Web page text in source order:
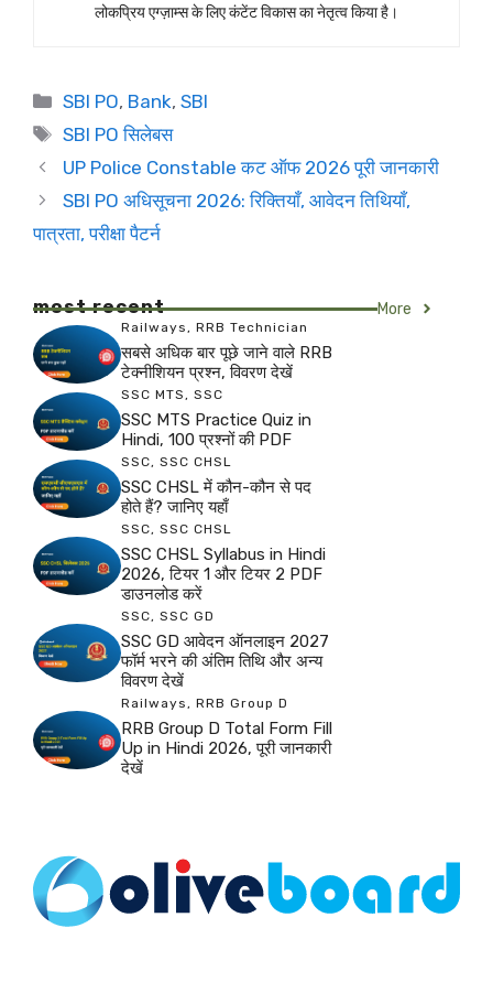
लोकप्रिय एग्ज़ाम्स के लिए कंटेंट विकास का नेतृत्व किया है।
Categories
SBI PO, Bank,SBI
Tags
SBI PO सिलेबस
UP Police Constable कट ऑफ 2026 पूरी जानकारी
SBI PO अधिसूचना 2026: रिक्तियाँ, आवेदन तिथियाँ,
पात्रता, परीक्षा पैटर्न
most recent More
Railways , RRB Technician
सबसे अधिक बार पूछे जाने वाले RRB
टेक्नीशियन प्रश्न, विवरण देखें
SSC MTS , SSC
SSC MTS Practice Quiz in
Hindi, 100 प्रश्नों की PDF
SSC, SSC CHSL
SSC CHSL में कौन-कौन से पद
होते हैं? जानिए यहाँ
SSC, SSC CHSL
SSC CHSL Syllabus in Hindi
2026, टियर 1 और टियर 2 PDF
डाउनलोड करें
SSC, SSC GD
SSC GD आवेदन ऑनलाइन 2027
फॉर्म भरने की अंतिम तिथि और अन्य
विवरण देखें
Railways , RRB Group D
RRB Group D Total Form Fill
Up in Hindi 2026, पूरी जानकारी
देखें